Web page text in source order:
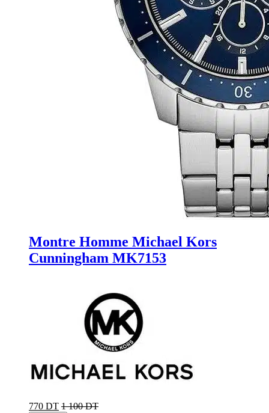
Montre Homme Michael Kors
Cunningham MK7153
770 DT 1 100 DT